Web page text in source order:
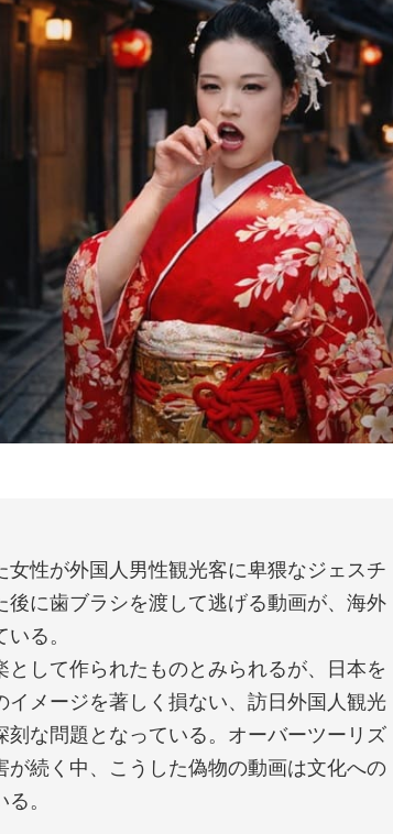
性が外国人男性観光客に卑猥なジェスチ
後に歯ブラシを渡して逃げる動画が、海外
る。
として作られたものとみられるが、日本を
メージを著しく損ない、訪日外国人観光
な問題となっている。オーバーツーリズ
が続く中、こうした偽物の動画は文化への
。